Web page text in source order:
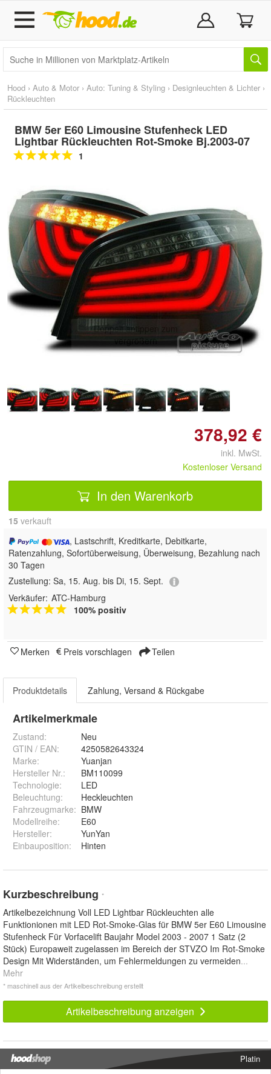
Hood › Auto & Motor › Auto: Tuning & Styling › Designleuchten & Lichter ›
Rückleuchten
BMW 5er E60 Limousine Stufenheck LED
Lightbar Rückleuchten Rot-Smoke Bj.2003-07
1
Doppelt antippen zum
vergrößern
378,92 €
inkl. MwSt.
Kostenloser Versand
In den Warenkorb
15 verkauft
, Lastschrift, Kreditkarte, Debitkarte,
Ratenzahlung, Sofortüberweisung, Überweisung, Bezahlung nach
30 Tagen
Zustellung: Sa, 15. Aug. bis Di, 15. Sept.
Verkäufer: ATC-Hamburg
100% positiv
Merken Preis vorschlagen Teilen
Produktdetails Zahlung, Versand & Rückgabe
Artikelmerkmale
Zustand:
Neu
GTIN / EAN:
4250582643324
Marke:
Yuanjan
Hersteller Nr.:
BM110099
Technologie:
LED
Beleuchtung:
Heckleuchten
Fahrzeugmarke: BMW
Modellreihe:
E60
Hersteller:
YunYan
Einbauposition: Hinten
Kurzbeschreibung *
Artikelbezeichnung Voll LED Lightbar Rückleuchten alle
Funktionionen mit LED Rot-Smoke-Glas für BMW 5er E60 Limousine
Stufenheck Für Vorfacelift Baujahr Model 2003 - 2007 1 Satz (2
Stück) Europaweit zugelassen im Bereich der STVZO Im Rot-Smoke
Design Mit Widerständen, um Fehlermeldungen zu vermeiden...
Mehr
* maschinell aus der Artikelbeschreibung erstellt
Artikelbeschreibung anzeigen
Platin